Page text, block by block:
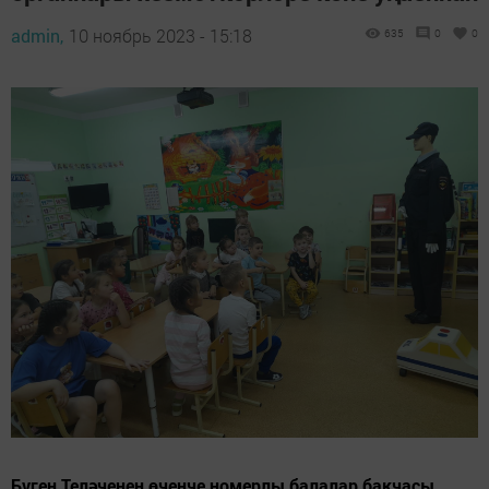
admin, 10 ноябрь 2023 - 15:18 635 0 0